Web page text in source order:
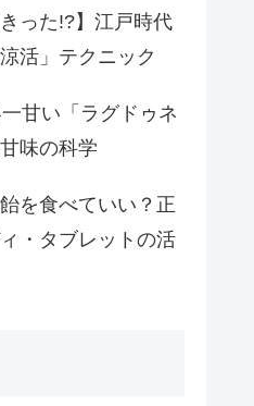
った!?】江戸時代
活」テクニック
甘い「ラグドゥネ
味の科学
を食べていい？正
・タブレットの活